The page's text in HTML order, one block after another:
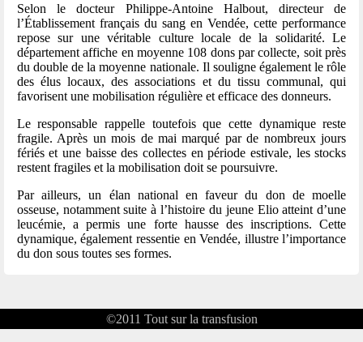
Selon le docteur Philippe-Antoine Halbout, directeur de
l’Établissement français du sang en Vendée, cette performance
repose sur une véritable culture locale de la solidarité. Le
département affiche en moyenne 108 dons par collecte, soit près
du double de la moyenne nationale. Il souligne également le rôle
des élus locaux, des associations et du tissu communal, qui
favorisent une mobilisation régulière et efficace des donneurs.
Le responsable rappelle toutefois que cette dynamique reste
fragile. Après un mois de mai marqué par de nombreux jours
fériés et une baisse des collectes en période estivale, les stocks
restent fragiles et la mobilisation doit se poursuivre.
Par ailleurs, un élan national en faveur du don de moelle
osseuse, notamment suite à l’histoire du jeune Elio atteint d’une
leucémie, a permis une forte hausse des inscriptions. Cette
dynamique, également ressentie en Vendée, illustre l’importance
du don sous toutes ses formes.
©2011 Tout sur la transfusion